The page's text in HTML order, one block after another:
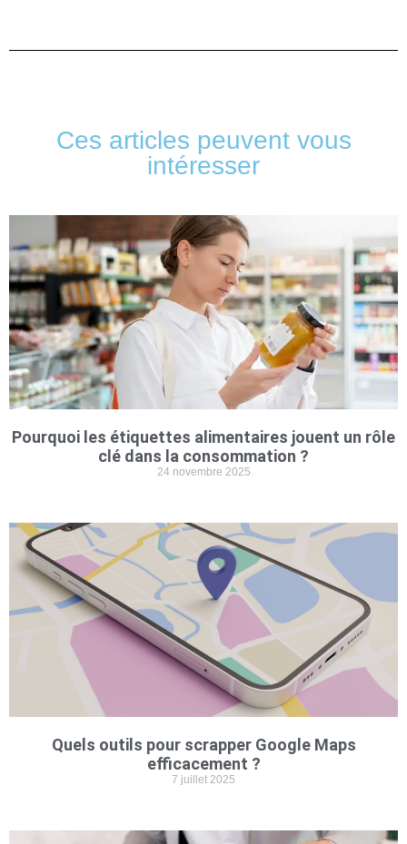
Ces articles peuvent vous
intéresser
Pourquoi les étiquettes alimentaires jouent un rôle
clé dans la consommation ?
24 novembre 2025
Quels outils pour scrapper Google Maps
efficacement ?
7 juillet 2025